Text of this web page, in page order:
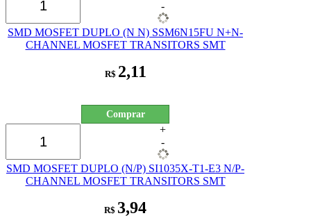
-
SMD MOSFET DUPLO (N N) SSM6N15FU N+N-
CHANNEL MOSFET TRANSITORS SMT
R$ 2,11
Comprar
+
-
SMD MOSFET DUPLO (N/P) SI1035X-T1-E3 N/P-
CHANNEL MOSFET TRANSITORS SMT
R$ 3,94